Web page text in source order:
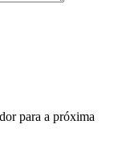
para a próxima